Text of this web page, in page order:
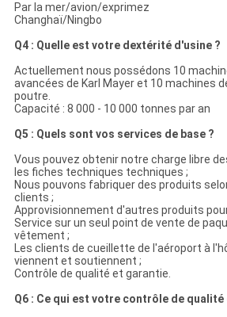
Par la mer/avion/exprimez
Changhaï/Ningbo
Q4 : Quelle est votre dextérité d'usine ?
Actuellement nous possédons 10
avancées de Karl Mayer et 10 machines
poutre.
Capacité : 8 000 - 10 000 tonnes par an
Q5 : Quels sont vos services de base ?
Vous pouvez obtenir notre charge libre
les fiches techniques techniques ;
Nous pouvons fabriquer des produits
clients ;
Approvisionnement d'autres produits
Service sur un seul point de vente de
vêtement ;
Les clients de cueillette de l'aéroport à
viennent et soutiennent ;
Contrôle de qualité et garantie.
Q6 : Ce qui est votre contrôle de